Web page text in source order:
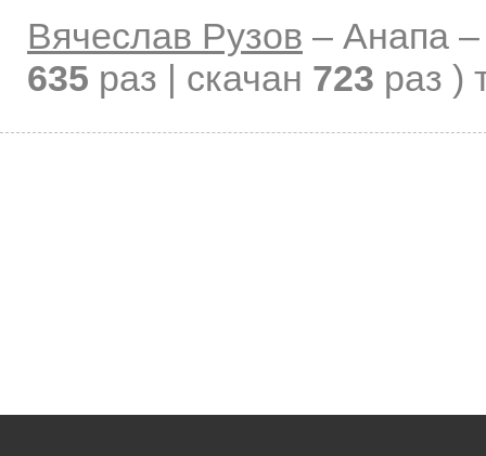
Вячеслав Рузов – Анапа
635 раз | скачан 723 раз )